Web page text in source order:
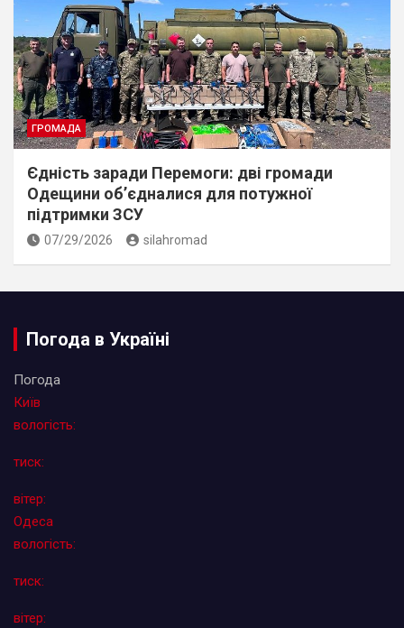
ГРОМАДА
Єдність заради Перемоги: дві громади
Одещини об’єдналися для потужної
підтримки ЗСУ
07/29/2026 silahromad
Погода в Україні
Погода
Київ
вологість:
тиск:
вітер:
Одеса
вологість:
тиск:
вітер: